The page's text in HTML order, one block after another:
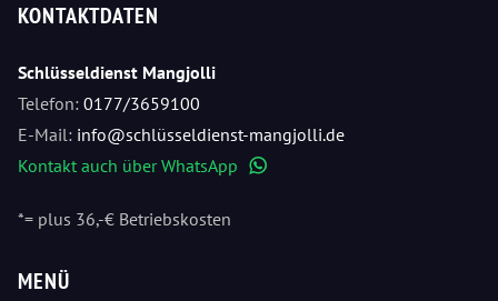
KONTAKTDATEN
Schlüsseldienst Mangjolli
Telefon: 0177/3659100
E-Mail: info@schlüsseldienst-mangjolli.de
Kontakt auch über WhatsApp
*= plus 36,-€ Betriebskosten
MENÜ